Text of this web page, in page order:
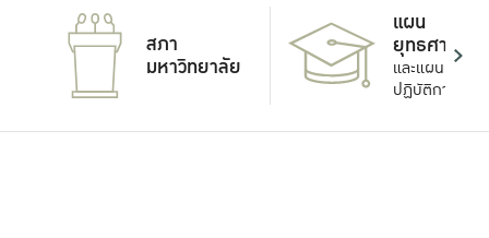
สภา
มหาวิทยาลัย
แผน
ยุทธศาสตร์
และแผน
ปฏิบัติการ